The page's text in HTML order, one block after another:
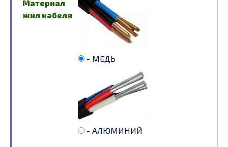
Материал
жил кабеля
- МЕДЬ
- АЛЮМИНИЙ